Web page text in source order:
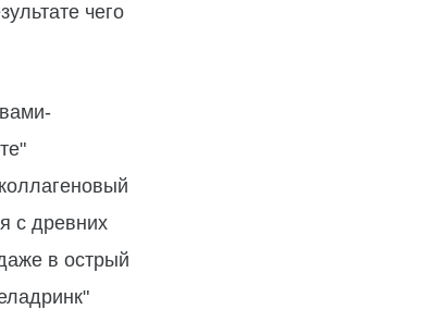
чего
с древних
в острый